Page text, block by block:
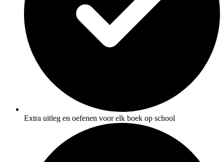
Extra uitleg en oefenen voor elk boek op school